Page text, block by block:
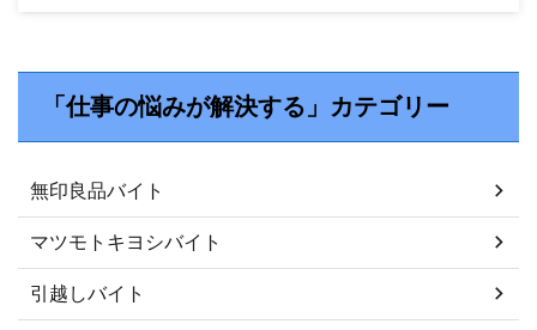
「仕事の悩みが解決する」カテゴリー
無印良品バイト
マツモトキヨシバイト
引越しバイト